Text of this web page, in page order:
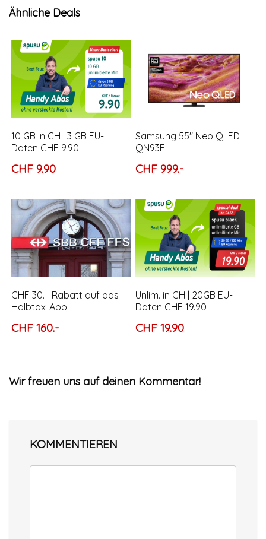
Ähnliche Deals
10 GB in CH | 3 GB EU-
Daten CHF 9.90
CHF 9.90
Samsung 55″ Neo QLED
QN93F
CHF 999.-
CHF 30.– Rabatt auf das
Halbtax-Abo
CHF 160.-
Unlim. in CH | 20GB EU-
Daten CHF 19.90
CHF 19.90
Wir freuen uns auf deinen Kommentar!
KOMMENTIEREN